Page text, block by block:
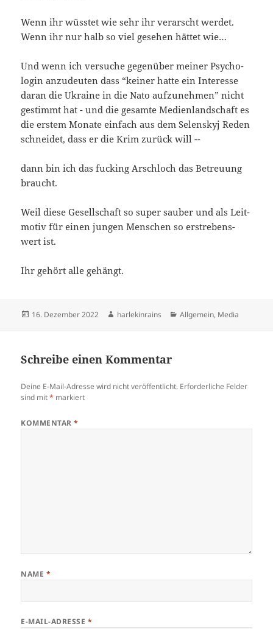
Wenn ihr wüss­tet wie sehr ihr ver­arscht wer­det.
Wenn ihr nur halb so viel gese­hen hät­tet wie…
Und wenn ich ver­su­che gegen­über mei­ner Psy­cho­
lo­gin anzu­deu­ten dass “kei­ner hat­te ein Inter­es­se
dar­an die Ukrai­ne in die Nato auf­zu­neh­men” nicht
gestimmt hat - und die gesam­te Medi­en­land­schaft es
die ers­tem Mona­te ein­fach aus dem Selen­skyj Reden
schnei­det, dass er die Krim zurück will --
dann bin ich das fuck­ing Arsch­loch das Betreu­ung
braucht.
Weil die­se Gesell­schaft so super sau­ber und als Leit­
mo­tiv für einen jun­gen Men­schen so erstre­bens­
wert ist.
Ihr gehört alle gehängt.
Veröffentlicht
16. Dezember 2022 Autor
harlekinrains Kategorien
Allgemein, Media
Schreibe einen Kommentar
Deine E-Mail-Adresse wird nicht veröffentlicht. Erforderliche Felder
sind mit* markiert
KOMMENTAR*
NAME *
E-MAIL-ADRESSE *